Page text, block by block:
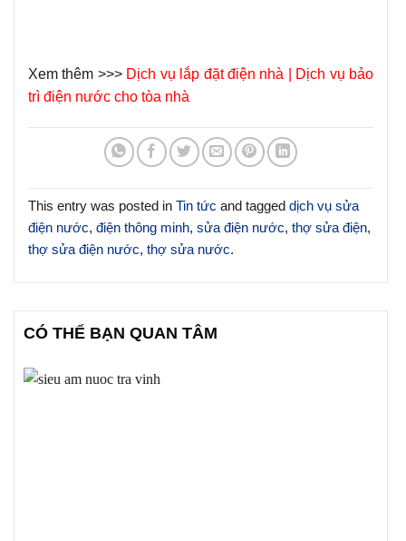
Xem thêm >>> Dịch vụ lắp đặt điện nhà
Dịch vụ bảo
trì điện nước cho tòa nhà
This entry was posted in Tin tức and tagged dịch vụ sửa
điện nước, điện thông minh, sửa điện nước, thợ sửa điện,
thợ sửa điện nước, thợ sửa nước.
CÓ THỂ BẠN QUAN TÂM